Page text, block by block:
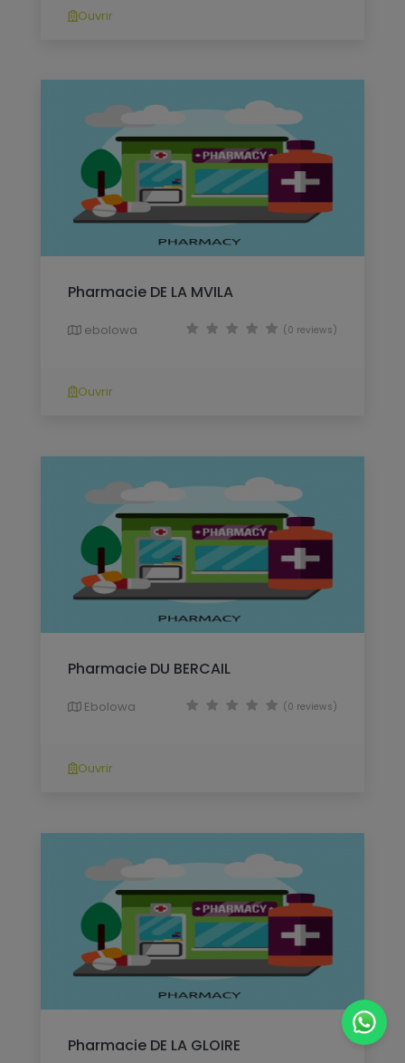
Ouvrir
Pharmacie DE LA MVILA
ebolowa (0 reviews)
Ouvrir
Pharmacie DU BERCAIL
Ebolowa (0 reviews)
Ouvrir
Pharmacie DE LA GLOIRE